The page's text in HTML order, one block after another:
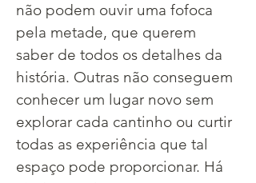
não podem ouvir uma fofoca
pela metade, que querem
saber de todos os detalhes da
história. Outras não conseguem
conhecer um lugar novo sem
explorar cada cantinho ou curtir
todas as experiência que tal
espaço pode proporcionar. Há